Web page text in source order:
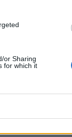
or Sharing
for which it